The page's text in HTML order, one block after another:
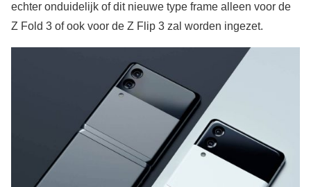
echter onduidelijk of dit nieuwe type frame alleen voor de
Z Fold 3 of ook voor de Z Flip 3 zal worden ingezet.